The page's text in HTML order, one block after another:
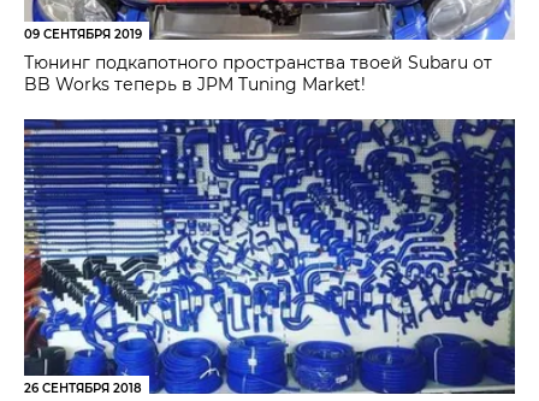
09 СЕНТЯБРЯ 2019
Тюнинг подкапотного пространства твоей Subaru от
BB Works теперь в JPM Tuning Market!
26 СЕНТЯБРЯ 2018